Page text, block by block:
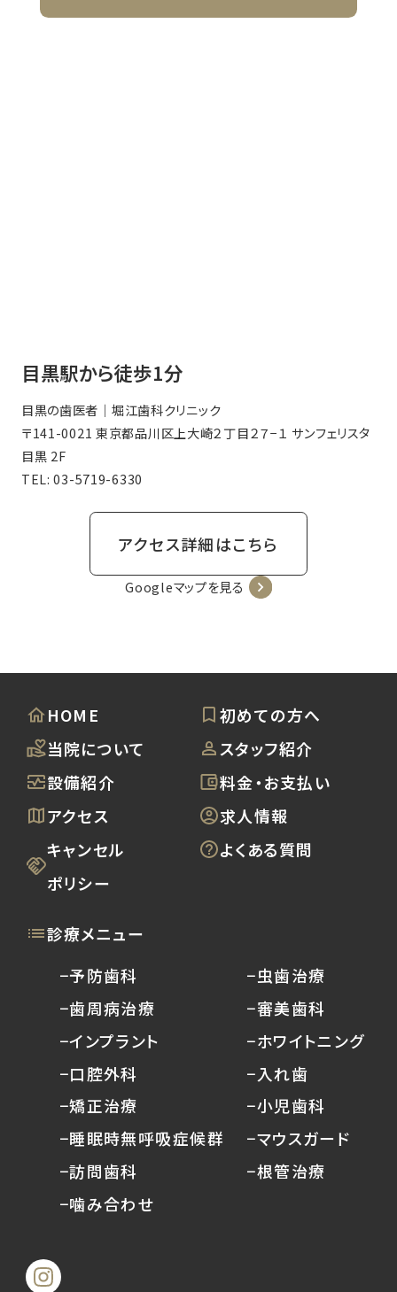
目黒駅から徒歩1分
目黒の歯医者｜堀江歯科クリニック
〒141-0021 東京都品川区上大崎２丁目２７−１ サンフェリスタ
目黒 2F
TEL:03-5719-6330
アクセス詳細はこちら
Googleマップを見る
HOME
初めての方へ
当院について
スタッフ紹介
設備紹介
料金・お支払い
アクセス
求人情報
キャンセル
ポリシー
よくある質問
診療メニュー
−予防歯科
−歯周病治療
−インプラント
−口腔外科
−矯正治療
−睡眠時無呼吸症候群
−訪問歯科
−噛み合わせ
−虫歯治療
−審美歯科
−ホワイトニング
−入れ歯
−小児歯科
−マウスガード
−根管治療